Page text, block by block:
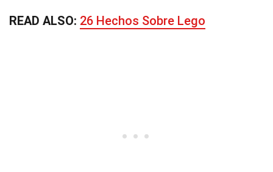
READ ALSO: 26 Hechos Sobre Lego